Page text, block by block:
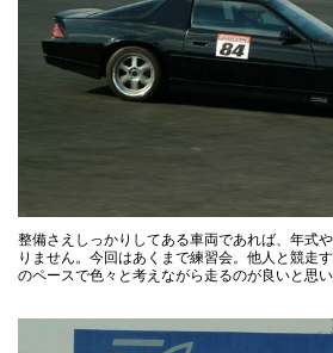
整備さえしっかりしてある車両であれば、年式
りません。今回はあくまで練習会。他人と競走
のペースで色々と考えながら走るのが良いと思い